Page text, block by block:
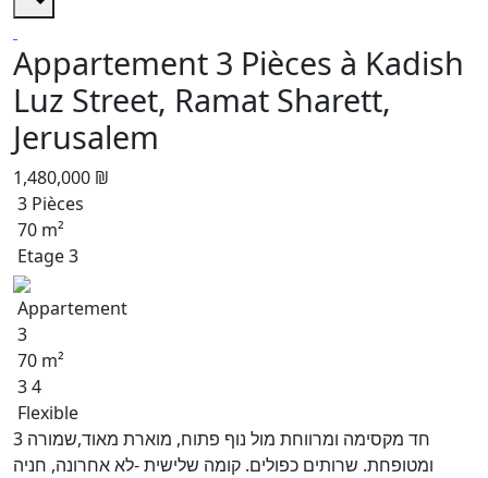
Appartement 3 Pièces à Kadish
Luz Street, Ramat Sharett,
Jerusalem
1,480,000 ₪
3 Pièces
70 m²
Etage 3
Appartement
3
70 m²
3 4
Flexible
3 חד מקסימה ומרווחת מול נוף פתוח, מוארת מאוד,שמורה
ומטופחת. שרותים כפולים. קומה שלישית -לא אחרונה, חניה